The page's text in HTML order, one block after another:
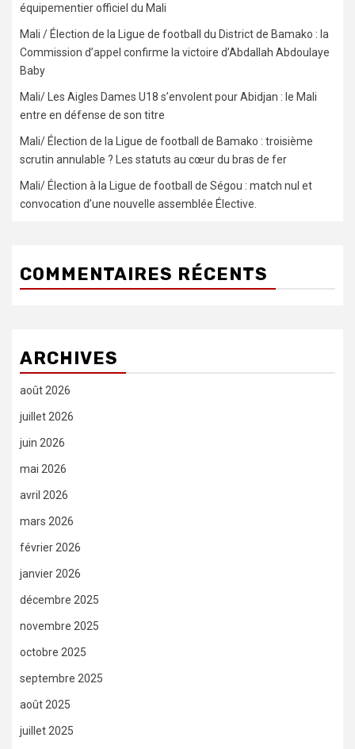
équipementier officiel du Mali
Mali / Élection de la Ligue de football du District de Bamako : la
Commission d’appel confirme la victoire d’Abdallah Abdoulaye
Baby
Mali/ Les Aigles Dames U18 s’envolent pour Abidjan : le Mali
entre en défense de son titre
Mali/ Élection de la Ligue de football de Bamako : troisième
scrutin annulable ? Les statuts au cœur du bras de fer
Mali/ Élection à la Ligue de football de Ségou : match nul et
convocation d’une nouvelle assemblée Élective.
COMMENTAIRES RÉCENTS
ARCHIVES
août 2026
juillet 2026
juin 2026
mai 2026
avril 2026
mars 2026
février 2026
janvier 2026
décembre 2025
novembre 2025
octobre 2025
septembre 2025
août 2025
juillet 2025